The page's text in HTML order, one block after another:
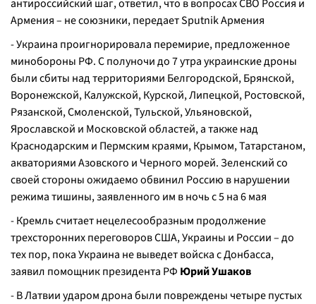
антироссийский шаг, ответил, что в вопросах СВО Россия и
Армения – не союзники, передает Sputnik Армения
- Украина проигнорировала перемирие, предложенное
минобороны РФ. С полуночи до 7 утра украинские дроны
были сбиты над территориями Белгородской, Брянской,
Воронежской, Калужской, Курской, Липецкой, Ростовской,
Рязанской, Смоленской, Тульской, Ульяновской,
Ярославской и Московской областей, а также над
Краснодарским и Пермским краями, Крымом, Татарстаном,
акваториями Азовского и Черного морей. Зеленский со
своей стороны ожидаемо обвинил Россию в нарушении
режима тишины, заявленного им в ночь с 5 на 6 мая
- Кремль считает нецелесообразным продолжение
трехсторонних переговоров США, Украины и России – до
тех пор, пока Украина не выведет войска с Донбасса,
заявил помощник президента РФ Юрий Ушаков
- В Латвии ударом дрона были повреждены четыре пустых